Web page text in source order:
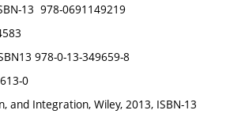
13 ‎ 978-0691149219
978-0-13-349659-8
0
Integration, Wiley, 2013, ISBN-13